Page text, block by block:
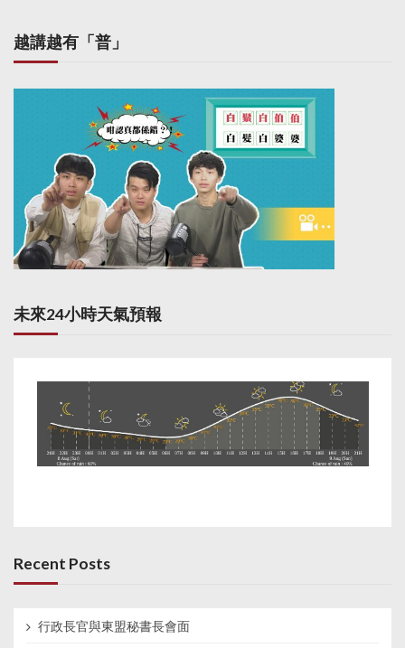
越講越有「普」
未來24小時天氣預報
Recent Posts
行政長官與東盟秘書長會面